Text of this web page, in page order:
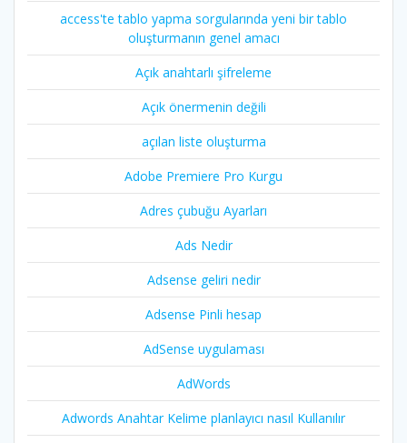
access'te tablo yapma sorgularında yeni bir tablo
oluşturmanın genel amacı
Açık anahtarlı şifreleme
Açık önermenin değili
açılan liste oluşturma
Adobe Premiere Pro Kurgu
Adres çubuğu Ayarları
Ads Nedir
Adsense geliri nedir
Adsense Pinli hesap
AdSense uygulaması
AdWords
Adwords Anahtar Kelime planlayıcı nasıl Kullanılır